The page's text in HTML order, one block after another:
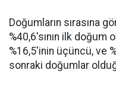
Doğumların sırasına
%40,6'sının ilk doğum
%16,5'inin üçüncü, ve
sonraki doğumlar